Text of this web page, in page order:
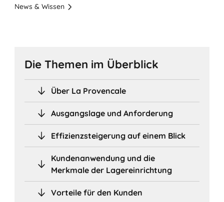
News & Wissen
Die Themen im Überblick
Über La Provencale
Ausgangslage und Anforderung
Effizienzsteigerung auf einem Blick
Kundenanwendung und die
Merkmale der Lagereinrichtung
Vorteile für den Kunden